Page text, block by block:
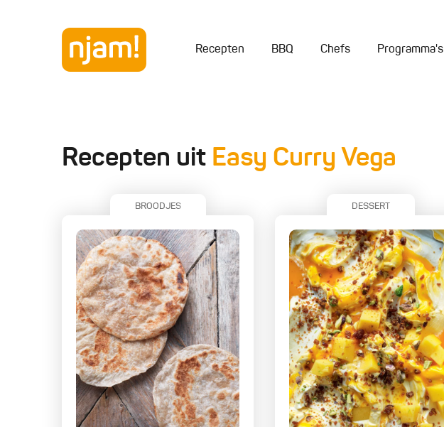
Recepten BBQ Chefs Programma's
Recepten uit Easy Curry Vega
BROODJES DESSERT